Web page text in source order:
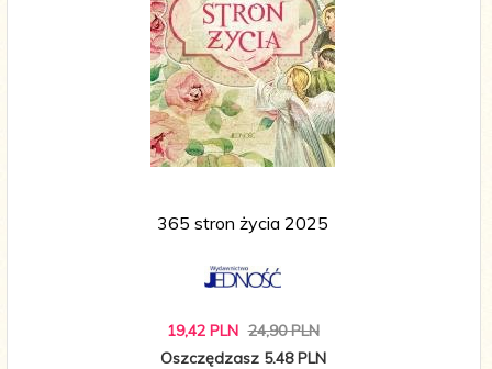
365 stron życia 2025
19,42 PLN 24,90 PLN
Oszczędzasz 5.48 PLN